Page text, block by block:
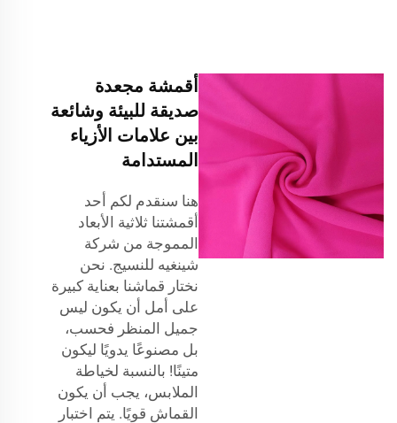
أقمشة مجعدة
صديقة للبيئة وشائعة
بين علامات الأزياء
المستدامة
هنا سنقدم لكم أحد
أقمشتنا ثلاثية الأبعاد
المموجة من شركة
شينغيه للنسيج. نحن
نختار قماشنا بعناية كبيرة
على أمل أن يكون ليس
جميل المنظر فحسب،
بل مصنوعًا يدويًا ليكون
متينًا! بالنسبة لخياطة
الملابس، يجب أن يكون
القماش قويًا. يتم اختبار